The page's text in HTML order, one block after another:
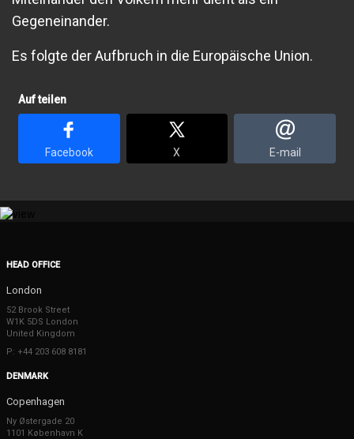
Gegeneinander.
Es folgte der Aufbruch in die Europäische Union.
Auf teilen
Facebook X E-mail
HEAD OFFICE
London
52 Brook Street
W1K 5DS London
United Kingdom
P: +44 203 608 8181
DENMARK
Copenhagen
Ny Østergade 20
1101 København K